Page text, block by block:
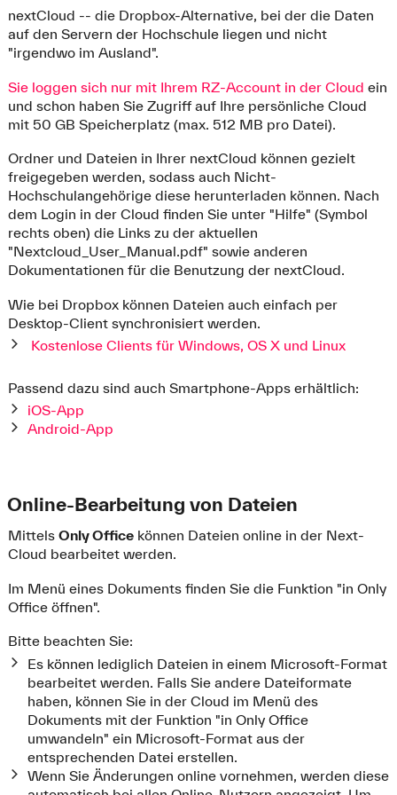
nextCloud -- die Dropbox-Alternative, bei der die Daten
auf den Servern der Hochschule liegen und nicht
"irgendwo im Ausland".
Sie loggen sich nur mit Ihrem RZ-Account in der Cloud ein
und schon haben Sie Zugriff auf Ihre persönliche Cloud
mit 50 GB Speicherplatz (max. 512 MB pro Datei).
Ordner und Dateien in Ihrer nextCloud können gezielt
freigegeben werden, sodass auch Nicht-
Hochschulangehörige diese herunterladen können. Nach
dem Login in der Cloud finden Sie unter "Hilfe" (Symbol
rechts oben) die Links zu der aktuellen
"Nextcloud_User_Manual.pdf" sowie anderen
Dokumentationen für die Benutzung der nextCloud.
Wie bei Dropbox können Dateien auch einfach per
Desktop-Client synchronisiert werden.
Kostenlose Clients für Windows, OS X und Linux
Passend dazu sind auch Smartphone-Apps erhältlich:
iOS-App
Android-App
Online-Bearbeitung von Dateien
Mittels Only Officekönnen Dateien online in der Next-
Cloud bearbeitet werden.
Im Menü eines Dokuments finden Sie die Funktion "in Only
Office öffnen".
Bitte beachten Sie:
Es können lediglich Dateien in einem Microsoft-Format
bearbeitet werden. Falls Sie andere Dateiformate
haben, können Sie in der Cloud im Menü des
Dokuments mit der Funktion "in Only Office
umwandeln" ein Microsoft-Format aus der
entsprechenden Datei erstellen.
Wenn Sie Änderungen online vornehmen, werden diese